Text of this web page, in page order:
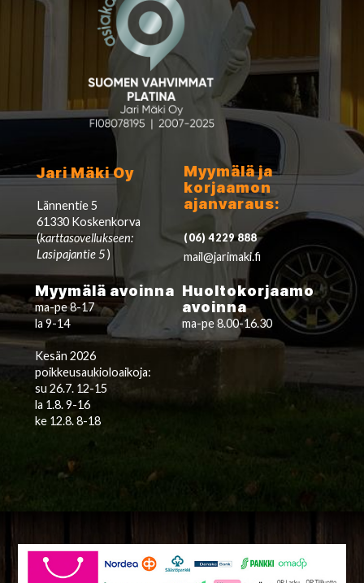
Jari Mäki Oy
Lännentie 5
61330 Koskenkorva
(karttasovellukseen:
Lasipajantie 5)
Myymälä ja
korjaamon
ajanvaraus:
(06) 4229 888
mail@jarimaki.fi
Myymälä avoinna
ma-pe 8-17
la 9-14
Kesän 2026
poikkeusaukioloaikoja:
su 26.7. 12-15
la 1.8. 9-16
ke 12.8. 8-18
Huoltokorjaamo
avoinna
ma-pe 8.00-16.30